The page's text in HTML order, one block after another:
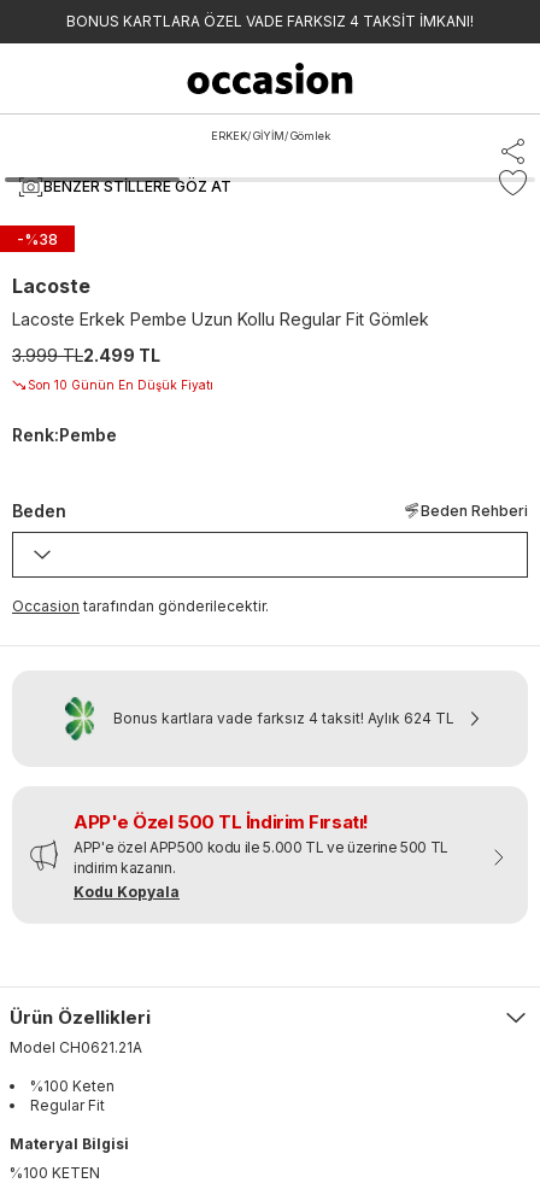
BONUS KARTLARA ÖZEL VADE FARKSIZ 4 TAKSİT İMKANI!
ERKEK/ GİYİM/ Gömlek
BENZER STILLERE GÖZ AT
-%38
Lacoste
Lacoste Erkek Pembe Uzun Kollu Regular Fit Gömlek
3.999 TL2.499 TL
Son 10 Günün En Düşük Fiyatı
Renk:Pembe
Beden Beden Rehberi
Occasion tarafından gönderilecektir.
Bonus kartlara vade farksız 4 taksit! Aylık 624 TL
APP'e Özel 500 TL İndirim Fırsatı!
APP'e özel APP500 kodu ile 5.000 TL ve üzerine 500 TL
indirim kazanın.
Kodu Kopyala
Ürün Özellikleri
Model CH0621.21A
%100 Keten
Regular Fit
Materyal Bilgisi
%100 KETEN